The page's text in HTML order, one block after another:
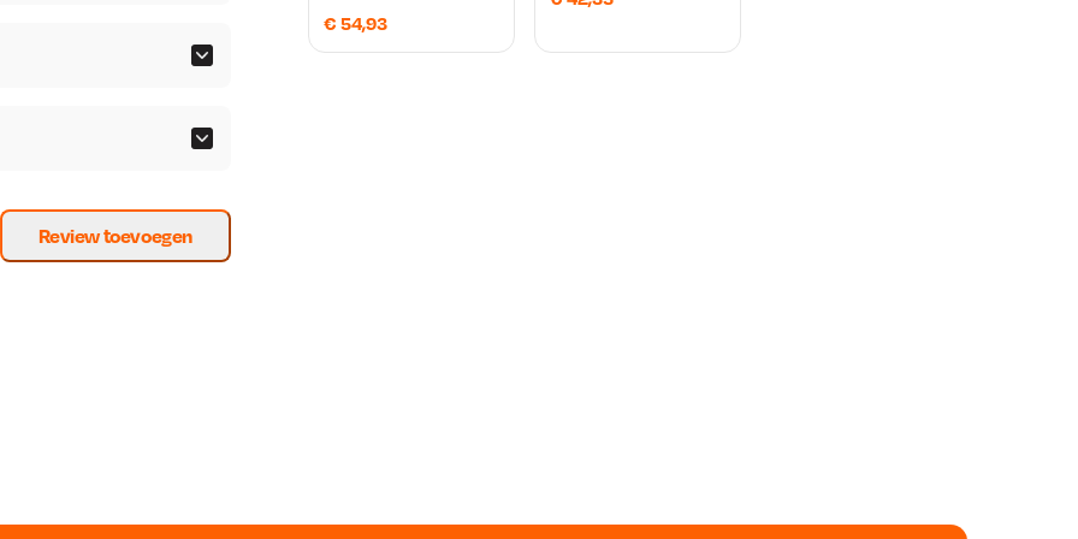
kunt u zelfs de
Zelfs plekjes die met
u het eenvoudig
zodat u direct aan de
Review toevoegen
€ 54,93